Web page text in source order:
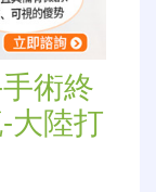
術終
大陸打